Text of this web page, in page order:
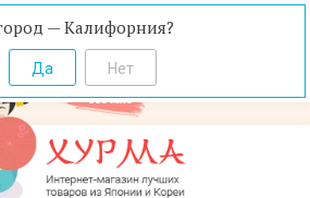
— Калифорния?